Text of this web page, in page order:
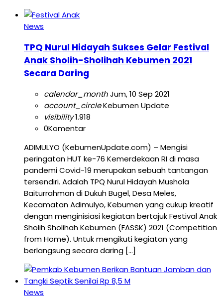
News
TPQ Nurul Hidayah Sukses Gelar Festival
Anak Sholih-Sholihah Kebumen 2021
Secara Daring
calendar_monthJum, 10 Sep 2021
account_circleKebumen Update
visibility1.918
0Komentar
ADIMULYO (KebumenUpdate.com) – Mengisi
peringatan HUT ke-76 Kemerdekaan RI di masa
pandemi Covid-19 merupakan sebuah tantangan
tersendiri. Adalah TPQ Nurul Hidayah Mushola
Baiturrahman di Dukuh Bugel, Desa Meles,
Kecamatan Adimulyo, Kebumen yang cukup kreatif
dengan menginisiasi kegiatan bertajuk Festival Anak
Sholih Sholihah Kebumen (FASSK) 2021 (Competition
from Home). Untuk mengikuti kegiatan yang
berlangsung secara daring […]
News